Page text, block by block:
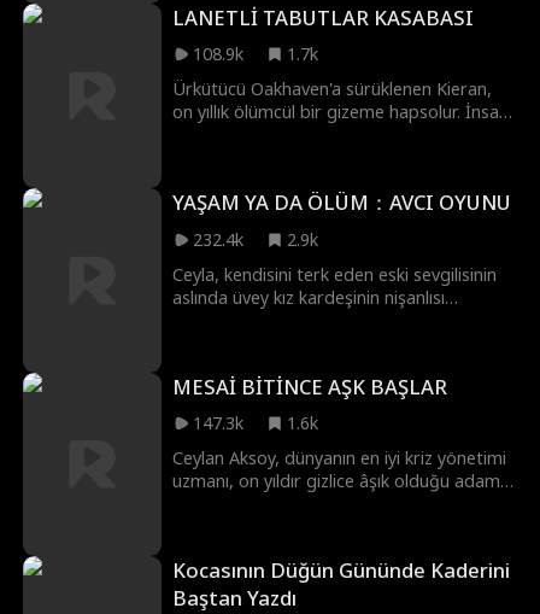
olduğu söylenen Veliaht Prens Altur ile
evlenmeye karar verir. Tüm başkent, onun
Altur'la birlikte mezara girmesini
bekliyordur! Fakat o ağırbaşlı, ciddi,
görünüşü son derece yakışıklı olan adam,
LANETLİ TABUTLAR KASABASI
108.9k
1.7k
Ürkütücü Oakhaven'a sürüklenen Kieran,
on yıllık ölümcül bir gizeme hapsolur. İnsan
gücüyle, karanlık güçlerle savaşmak ve iki
için gizemli Gretta ile güçlerini birleştirir.
YAŞAM YA DA ÖLÜM：AVCI OYUNU
232.4k
2.9k
Ceyla, kendisini terk eden eski sevgilisinin
aslında üvey kız kardeşinin nişanlısı
MESAİ BİTİNCE AŞK BAŞLAR
147.3k
1.6k
Ceylan Aksoy, dünyanın en iyi kriz yönetimi
uzmanı, on yıldır gizlice âşık olduğu adam
ilişkiyi gerçeğe dönüştürdü. Görünüşte
birbirini hesaplarken, aslında zaten karşılıklı
Kocasının Düğün Gününde Kaderini
Baştan Yazdı